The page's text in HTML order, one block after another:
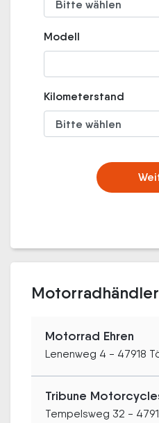
Modell
Kilometerstand
Motorrad Ehren
Lenenweg 4 - 47918
Tribune
Tempelsweg 32 -